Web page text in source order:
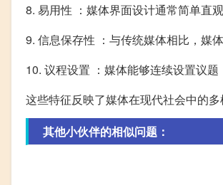
8. 易用性 ：媒体界面设计通常简单直
9. 信息保存性 ：与传统媒体相比，媒
10. 议程设置 ：媒体能够连续设置议题
这些特征反映了媒体在现代社会中的多
其他小伙伴的相似问题：